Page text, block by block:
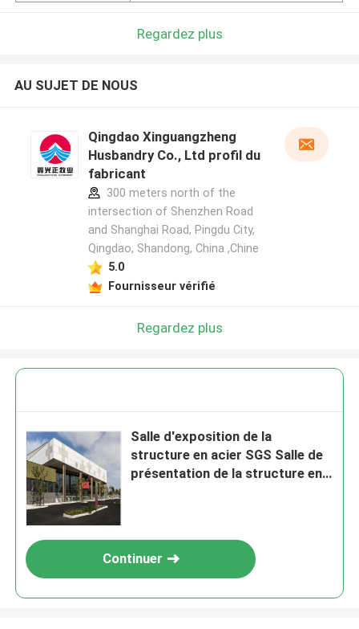
Regardez plus
AU SUJET DE NOUS
Qingdao Xinguangzheng
Husbandry Co., Ltd profil du
fabricant
300 meters north of the
intersection of Shenzhen Road
and Shanghai Road, Pingdu City,
Qingdao, Shandong, China ,Chine
5.0
Fournisseur vérifié
Regardez plus
Salle d'exposition de la
structure en acier SGS Salle de
présentation de la structure en
Continuer